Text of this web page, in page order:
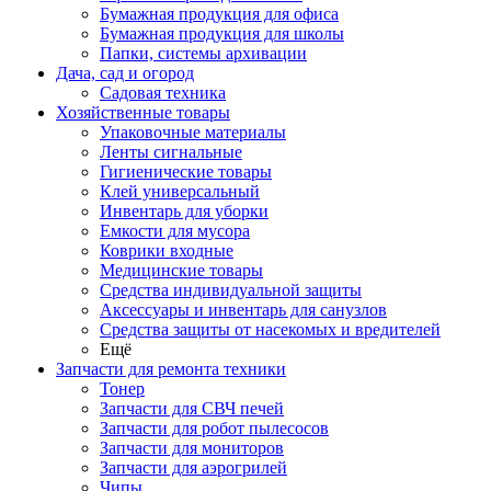
Бумажная продукция для офиса
Бумажная продукция для школы
Папки, системы архивации
Дача, сад и огород
Садовая техника
Хозяйственные товары
Упаковочные материалы
Ленты сигнальные
Гигиенические товары
Клей универсальный
Инвентарь для уборки
Емкости для мусора
Коврики входные
Медицинские товары
Средства индивидуальной защиты
Аксессуары и инвентарь для санузлов
Средства защиты от насекомых и вредителей
Ещё
Запчасти для ремонта техники
Тонер
Запчасти для СВЧ печей
Запчасти для робот пылесосов
Запчасти для мониторов
Запчасти для аэрогрилей
Чипы